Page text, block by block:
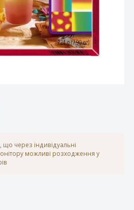
через індивідуальні
можливі розходження у